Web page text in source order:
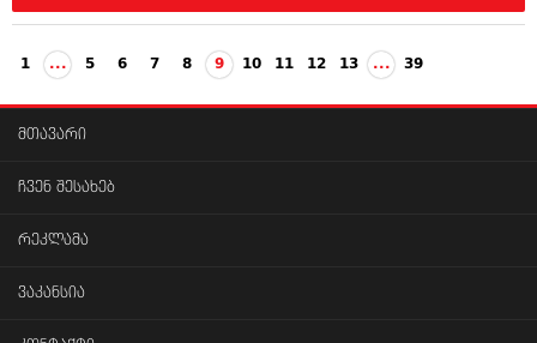
1 ... 5 6 7 8 9 10 11 12 13 ... 39
მთავარი
ჩვენ შესახებ
რეკლამა
ვაკანსია